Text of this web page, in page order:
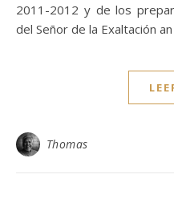
2011-2012 y de los
del Señor de la Exaltación
Thomas